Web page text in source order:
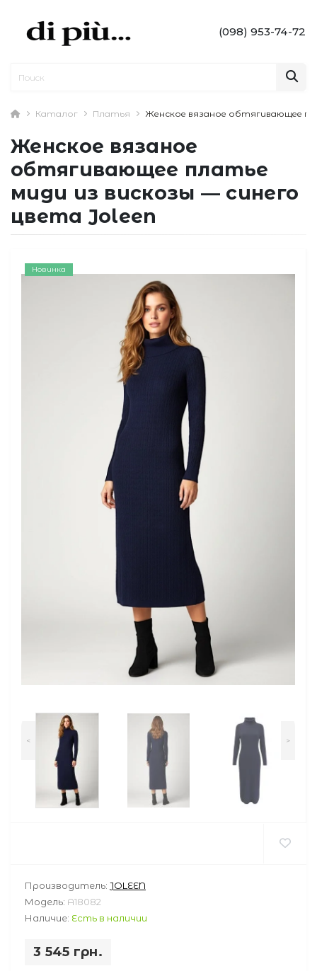
(098) 953-74-72
Каталог Платья Женское вязаное обтягивающее
Женское вязаное
обтягивающее платье
миди из вискозы — синего
цвета Joleen
Новинка
< >
Производитель: JOLEEN
Модель: A18082
Наличие: Есть в наличии
3 545 грн.